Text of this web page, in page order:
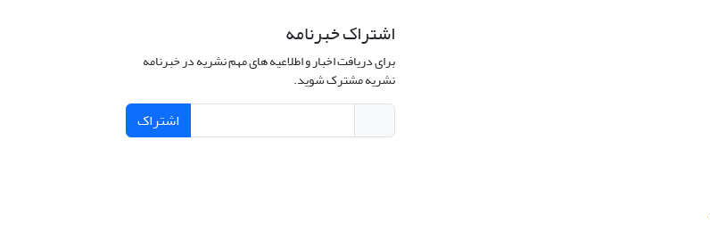
اشتراک خبرنامه
برای دریافت اخبار و اطلاعیه های مهم نشریه در خبرنامه
نشریه مشترک شوید.
اشتراک